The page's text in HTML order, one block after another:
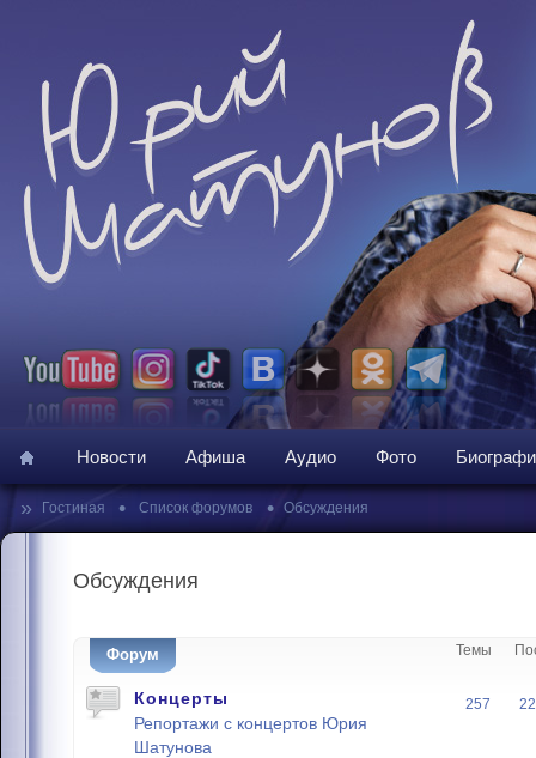
Новости Афиша Аудио Фото
» Гостиная • Список форумов • Обсуждения
Обсуждения
Форум Темы
Концерты
Репортажи с концертов Юрия
Шатунова
257